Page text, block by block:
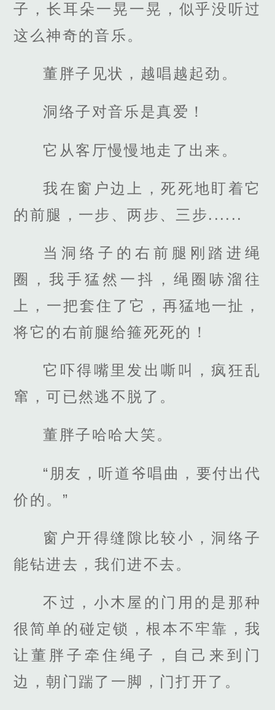
子，长耳朵一晃一晃，似乎没听过
这么神奇的音乐。
董胖子见状，越唱越起劲。
洞络子对音乐是真爱！
它从客厅慢慢地走了出来。
我在窗户边上，死死地盯着它
的前腿，一步、两步、三步......
当洞络子的右前腿刚踏进绳
圈，我手猛然一抖，绳圈哧溜往
上，一把套住了它，再猛地一扯，
将它的右前腿给箍死死的！
它吓得嘴里发出嘶叫，疯狂乱
窜，可已然逃不脱了。
董胖子哈哈大笑。
“朋友，听道爷唱曲，要付出代
价的。”
窗户开得缝隙比较小，洞络子
能钻进去，我们进不去。
不过，小木屋的门用的是那种
很简单的碰定锁，根本不牢靠，我
让董胖子牵住绳子，自己来到门
边，朝门踹了一脚，门打开了。